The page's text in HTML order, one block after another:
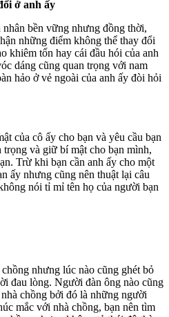
ở anh ấy
bền vững nhưng đồng thời,
những điểm không thể thay đổi
khiêm tốn hay cái đầu hói của anh
dáng cũng quan trọng với nam
hảo ở vẻ ngoài của anh ấy đòi hỏi
của cô ấy cho bạn và yêu cầu bạn
và giữ bí mật cho bạn mình,
Trừ khi bạn cần anh ấy cho một
ấy nhưng cũng nên thuật lại câu
nói tỉ mỉ tên họ của người bạn
nhưng lúc nào cũng ghét bỏ
đau lòng. Người đàn ông nào cũng
chồng bởi đó là những người
mắc với nhà chồng, bạn nên tìm